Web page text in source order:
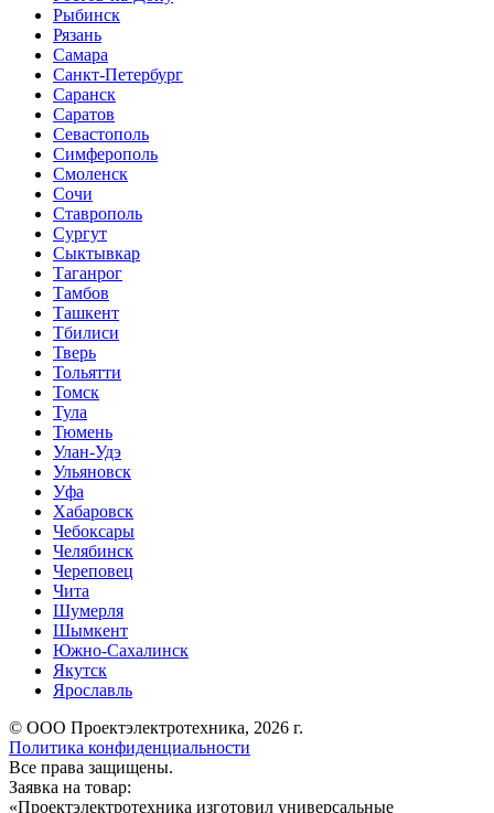
Рыбинск
Рязань
Самара
Санкт-Петербург
Саранск
Саратов
Севастополь
Симферополь
Смоленск
Сочи
Ставрополь
Сургут
Сыктывкар
Таганрог
Тамбов
Ташкент
Тбилиси
Тверь
Тольятти
Томск
Тула
Тюмень
Улан-Удэ
Ульяновск
Уфа
Хабаровск
Чебоксары
Челябинск
Череповец
Чита
Шумерля
Шымкент
Южно-Сахалинск
Якутск
Ярославль
© ООО Проектэлектротехника, 2026 г.
Политика конфиденциальности
Все права защищены.
Заявка на товар:
«Проектэлектротехника изготовил универсальные